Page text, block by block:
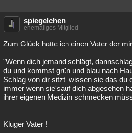
spiegelchen
ehemaliges Mitglied
Zum Glück hatte ich einen Vater der
"Wenn dich jemand schlägt,
du und kommst grün und blau nach
Schlag von dir sitzt, wissen sie das du
immer wenn sie'sauf dich abgesehen
ihrer eigenen Medizin schmecken
Kluger Vater !